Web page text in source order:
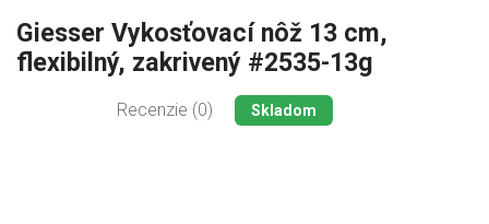
Giesser Vykosťovací nôž 13 cm,
flexibilný, zakrivený #2535-13g
Recenzie (0) Skladom